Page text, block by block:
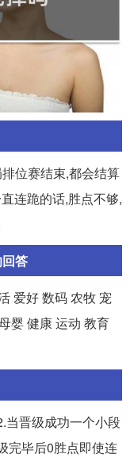
位赛结束,都会结算
连跪的话,胜点不够,
答
爱好 数码 农牧 宠
婴 健康 运动 教育
当晋级成功一个小段
完毕后0胜点即使连